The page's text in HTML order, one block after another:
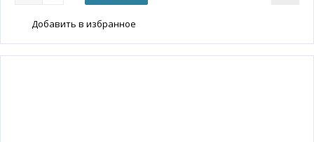
Добавить в избранное